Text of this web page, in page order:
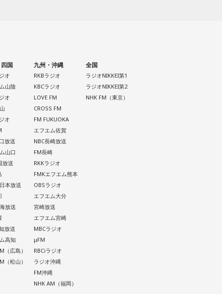
国
オ
山陰
オ
オ
放送
山口
放送
本放送
放送
放送
高知
（広島）
（松山）
九州・沖縄
RKBラジオ
KBCラジオ
LOVE FM
CROSS FM
FM FUKUOKA
エフエム佐賀
NBC長崎放送
FM長崎
RKKラジオ
FMKエフエム熊本
OBSラジオ
エフエム大分
宮崎放送
エフエム宮崎
MBCラジオ
μFM
RBCiラジオ
ラジオ沖縄
FM沖縄
NHK AM（福岡）
全国
ラジオNIKKEI第1
ラジオNIKKEI第2
NHK FM（東京）